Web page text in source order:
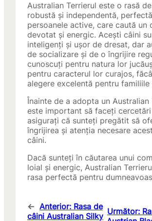
Australian Terrierul este o rasă
robustă și independentă,
persoanele active, care caută un
devotat și energic. Acești câini
inteligenți și ușor de dresat, dar
de socializare și de o îngrijire
cunoscuți pentru natura lor
pentru caracterul lor curajos,
alegere excelentă pentru familiile
Înainte de a adopta un Australian
este important să faceți cercetări
asigurați că sunteți pregătit să
îngrijirea și atenția necesare
câini.
Dacă sunteți în căutarea unui
loial și energic, Australian
rasa perfectă pentru
← Anterior: Rasa de
câini Australian Silky Următor: